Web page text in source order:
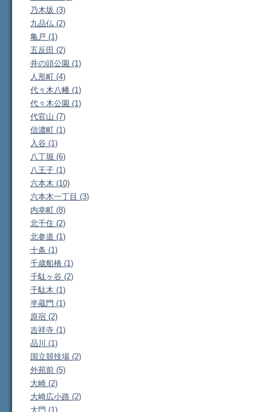
乃木坂 (3)
九品仏 (2)
亀戸 (1)
五反田 (2)
井の頭公園 (1)
人形町 (4)
代々木八幡 (1)
代々木公園 (1)
代官山 (7)
信濃町 (1)
入谷 (1)
八丁堀 (6)
八王子 (1)
六本木 (10)
六本木一丁目 (3)
内幸町 (8)
北千住 (2)
北参道 (1)
十条 (1)
千歳船橋 (1)
千駄ヶ谷 (2)
千駄木 (1)
半蔵門 (1)
原宿 (2)
吉祥寺 (1)
品川 (1)
国立競技場 (2)
外苑前 (5)
大崎 (2)
大崎広小路 (2)
大門 (1)